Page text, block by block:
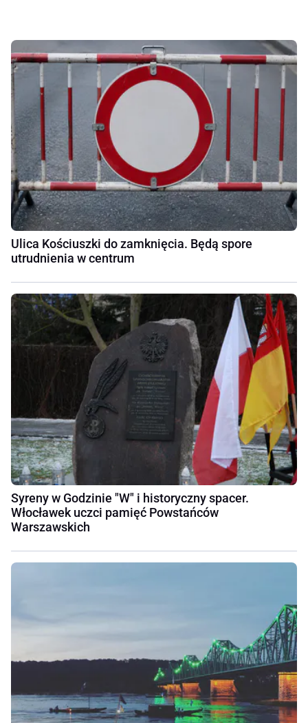
Ulica Kościuszki do zamknięcia. Będą spore
utrudnienia w centrum
Syreny w Godzinie "W" i historyczny spacer.
Włocławek uczci pamięć Powstańców
Warszawskich